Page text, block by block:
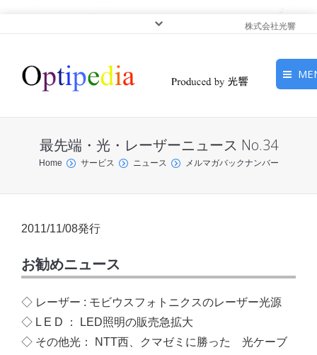
株式会社光響
サービス
最先端・光・レーザーニュース No.34
You are here:
Home サービス ニュース メルマガバックナンバー
2011/11/08発行
お勧めニュース
◇ レーザー : モビウスフォトニクスのレーザー光源
◇ L E D ： LED照明の販売急拡大
◇ その他光： NTT西、クマゼミに勝った 光ケーブ